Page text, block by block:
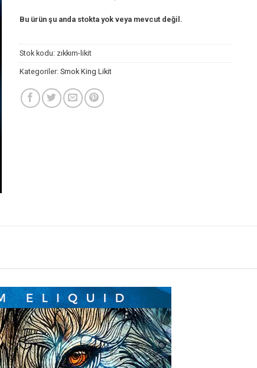
Bu ürün şu anda stokta yok veya mevcut değil.
Stok kodu: zıkkım-likit
Kategoriler: Smok King Likit